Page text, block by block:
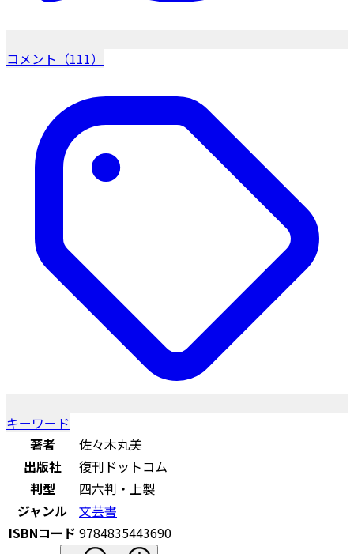
コメント（111）
キーワード
著者
佐々木丸美
出版社
復刊ドットコム
判型
四六判・上製
ジャンル
文芸書
ISBNコード 9784835443690